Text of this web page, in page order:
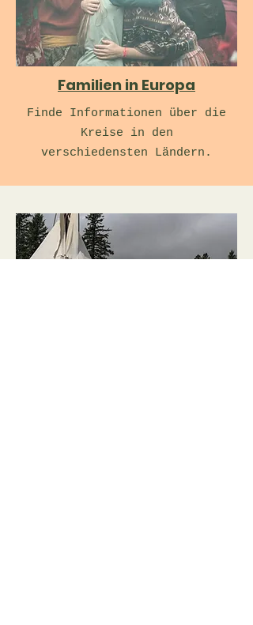
Familien in Europa
Finde Informationen über die
Kreise in den
verschiedensten Ländern.